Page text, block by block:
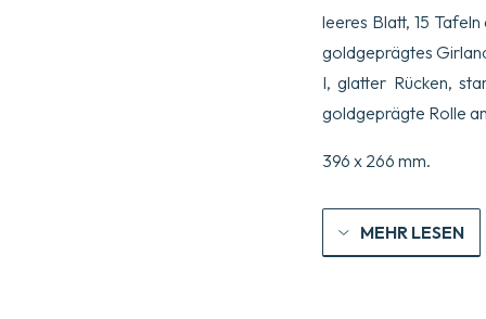
leeres Blatt, 15
goldgeprägtes
I, glatter Rücken,
goldgeprägte Rolle
396 x 266 mm.
MEHR LESEN